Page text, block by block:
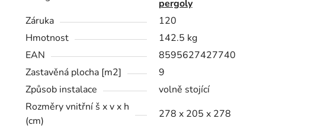
pergoly
Záruka
120
Hmotnost
142.5 kg
EAN
8595627427740
Zastavěná plocha [m2]
9
Způsob instalace
volně stojící
Rozměry vnitřní š x v x h
(cm)
278 x 205 x 278